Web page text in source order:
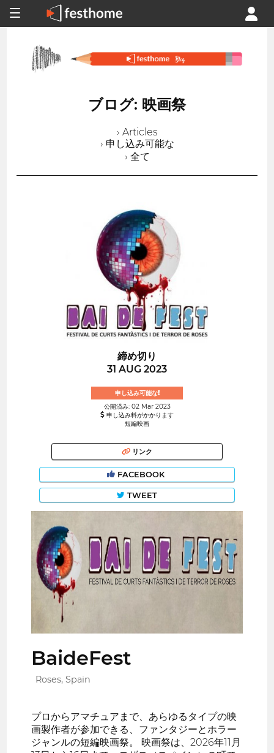
ブログ: 映画祭
› Articles
› 申し込み可能な
› 全て
締め切り
31 AUG 2023
申し込み可能な!
公開済み: 02 Mar 2023
申し込み料がかかります
短編映画
リンク
FACEBOOK
TWEET
BaideFest
Roses, Spain
プロからアマチュアまで、あらゆるタイプの映
画製作者が参加できる、ファンタジーとホラー
ジャンルの短編映画祭。 映画祭は、2026年11月